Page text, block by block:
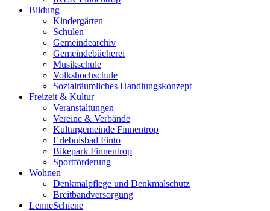
Bildung
Kindergärten
Schulen
Gemeindearchiv
Gemeindebücherei
Musikschule
Volkshochschule
Sozialräumliches Handlungskonzept
Freizeit & Kultur
Veranstaltungen
Vereine & Verbände
Kulturgemeinde Finnentrop
Erlebnisbad Finto
Bikepark Finnentrop
Sportförderung
Wohnen
Denkmalpflege und Denkmalschutz
Breitbandversorgung
LenneSchiene